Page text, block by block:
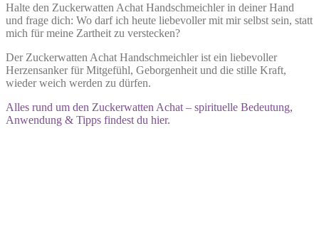
Halte den Zuckerwatten Achat Handschmeichler in deiner Hand
und frage dich: Wo darf ich heute liebevoller mit mir selbst sein, statt
mich für meine Zartheit zu verstecken?
Der Zuckerwatten Achat Handschmeichler ist ein liebevoller
Herzensanker für Mitgefühl, Geborgenheit und die stille Kraft,
wieder weich werden zu dürfen.
Alles rund um den Zuckerwatten Achat – spirituelle Bedeutung,
Anwendung & Tipps findest du hier.